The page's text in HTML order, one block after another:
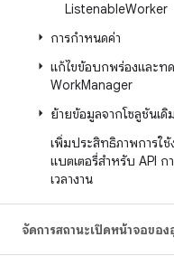
ListenableWorker
การกำหนดค่า
แก้ไขข้อบกพร่องและท
WorkManager
ย้ายข้อมูลจากโซลูชันเดิม
เพิ่มประสิทธิภาพการใช้
แบตเตอรี่สำหรับ API ก
เวลางาน
จัดการสถานะเปิดหน้าจอขอ